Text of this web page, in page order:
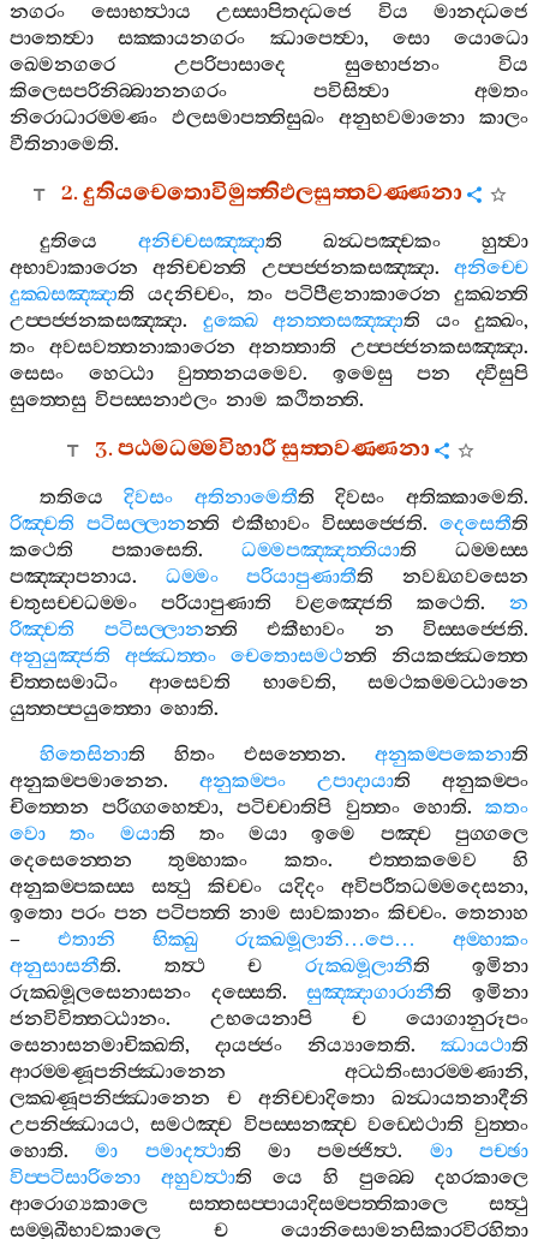
නගරං
සොභත්‍ථාය උස‍්සාපිතද‍්ධජෙ විය
මානද‍්ධජෙ
පාතෙත්‍වා
සක‍්කායනගරං ඣාපෙත්‍වා, සො
යොධො
ඛෙමනගරෙ
උපරිපාසාදෙ සුභොජනං
විය
කිලෙසපරිනිබ‍්බානනගරං
පවිසිත්‍වා
අමතං
නිරොධාරම‍්මණං
ඵලසමාපත‍්තිසුඛං අනුභවමානො
කාලං
වීතිනාමෙති.
2.දුතියචෙතොවිමුත‍්තිඵලසුත‍්තවණ‍්ණනා
දුතියෙ අනිච‍්චසඤ‍්ඤාති ඛන්‍ධපඤ‍්චකං
හුත්‍වා
අභාවාකාරෙන
අනිච‍්චන‍්ති උප‍්පජ‍්ජනකසඤ‍්ඤා.අනිච‍්චෙ
දුක‍්ඛසඤ‍්ඤාති යදනිච‍්චං, තං පටිපීළනාකාරෙන
දුක‍්ඛන‍්ති
උප‍්පජ‍්ජනකසඤ‍්ඤා. දුක‍්ඛෙ අනත‍්තසඤ‍්ඤාති යං දුක‍්ඛං,
තං
අවසවත‍්තනාකාරෙන අනත‍්තාති උප‍්පජ‍්ජනකසඤ‍්ඤා.
සෙසං
හෙට‍්ඨා වුත‍්තනයමෙව. ඉමෙසු පන
ද‍්වීසුපි
සුත‍්තෙසු විපස‍්සනාඵලං නාම කථිතන‍්ති.
3.පඨමධම‍්මවිහාරීසුත‍්තවණ‍්ණනා
තතියෙ දිවසං අතිනාමෙතීති දිවසං අතික‍්කාමෙති.
රිඤ‍්චති පටිසල‍්ලානන‍්ති එකීභාවං විස‍්සජ‍්ජෙති. දෙසෙතීති
කථෙති
පකාසෙති. ධම‍්මපඤ‍්ඤත‍්තියාති
ධම‍්මස‍්ස
පඤ‍්ඤාපනාය. ධම‍්මං පරියාපුණාතීති
නවඞ‍්ගවසෙන
චතුසච‍්චධම‍්මං
පරියාපුණාති වළඤ‍්ජෙති කථෙති. න
රිඤ‍්චති
පටිසල‍්ලානන‍්ති එකීභාවං න විස‍්සජ‍්ජෙති.
අනුයුඤ‍්ජති
අජ‍්ඣත‍්තං චෙතොසමථන‍්ති
නියකජ‍්ඣත‍්තෙ
චිත‍්තසමාධිං
ආසෙවති භාවෙති,සමථකම‍්මට‍්ඨානෙ
යුත‍්තප‍්පයුත‍්තො හොති.
හිතෙසිනාති හිතං එසන‍්තෙන. අනුකම‍්පකෙනාති
අනුකම‍්පමානෙන. අනුකම‍්පං උපාදායාති
අනුකම‍්පං
චිත‍්තෙන
පරිග‍්ගහෙත්‍වා,පටිච‍්චාතිපි වුත‍්තං හොති.කතං
වො
තං මයාති තං මයා ඉමෙ පඤ‍්ච
පුග‍්ගලෙ
දෙසෙන‍්තෙන
තුම‍්හාකං කතං. එත‍්තකමෙව
හි
අනුකම‍්පකස‍්ස
සත්‍ථු කිච‍්චං යදිදං අවිපරීතධම‍්මදෙසනා,
ඉතො පරං පන පටිපත‍්ති නාම සාවකානං කිච‍්චං. තෙනාහ
– එතානි භික‍්ඛු රුක‍්ඛමූලානි…පෙ… අම‍්හාකං
අනුසාසනීති. තත්‍ථ ච රුක‍්ඛමූලානීති
ඉමිනා
රුක‍්ඛමූලසෙනාසනං
දස‍්සෙති.සුඤ‍්ඤාගාරානීති
ඉමිනා
ජනවිවිත‍්තට‍්ඨානං. උභයෙනාපි ච
යොගානුරූපං
සෙනාසනමාචික‍්ඛති, දායජ‍්ජං නිය්‍යාතෙති. ඣායථාති
ආරම‍්මණූපනිජ‍්ඣානෙන
අට‍්ඨතිංසාරම‍්මණානි,
ලක‍්ඛණූපනිජ‍්ඣානෙන
ච අනිච‍්චාදිතො
ඛන්‍ධායතනාදීනි
උපනිජ‍්ඣායථ,සමථඤ‍්ච විපස‍්සනඤ‍්ච වඩ‍්ඪෙථාති වුත‍්තං
හොති.මා පමාදත්‍ථාති මා පමජ‍්ජිත්‍ථ. මා
පච‍්ඡා
විප‍්පටිසාරිනො
අහුවත්‍ථාති යෙ හි පුබ‍්බෙ
දහරකාලෙ
ආරොග්‍යකාලෙ
සත‍්තසප‍්පායාදිසම‍්පත‍්තිකාලෙ
සත්‍ථු
සම‍්මුඛීභාවකාලෙ
ච
යොනිසොමනසිකාරවිරහිතා